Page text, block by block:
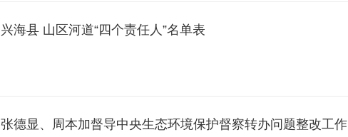
兴海县 山区河道“四个责任人”名单表
张德显、周本加督导中央生态环境保护督察转办问题整改工作